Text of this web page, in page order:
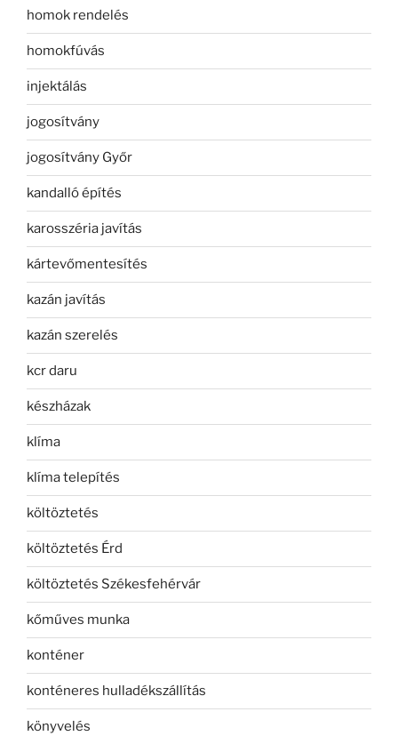
homok rendelés
homokfúvás
injektálás
jogosítvány
jogosítvány Győr
kandalló építés
karosszéria javítás
kártevőmentesítés
kazán javítás
kazán szerelés
kcr daru
készházak
klíma
klíma telepítés
költöztetés
költöztetés Érd
költöztetés Székesfehérvár
kőműves munka
konténer
konténeres hulladékszállítás
könyvelés